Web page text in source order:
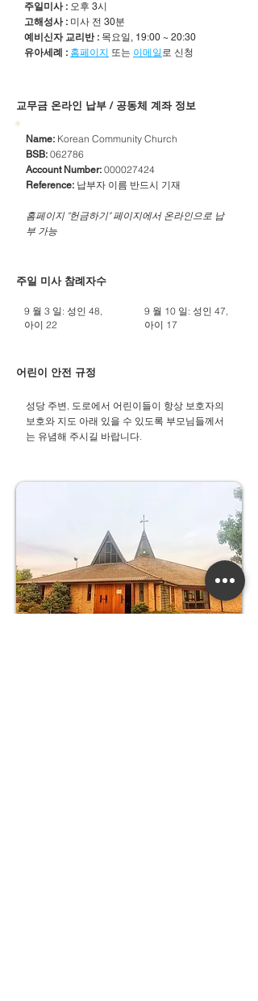
주일미사 : 오후 3시
고해성사 : 미사 전 30분
예비신자 교리반 : 목요일, 19:00 ~ 20:30
유아세례 : 홈페이지 또는 이메일 로 신청
​교무금 온라인 납부 / 공동체 계좌 정보
Name: Korean Community Church
BSB: 062786
Account Number: 000027424
Reference: 납부자 이름 반드시 기재
​홈페이지 "헌금하기" 페이지에서 온라인으로 납
부 가능
주일 미사 참례자수
9 월 3 일: 성인 48,
아이 22
9 월 10 일: 성인 47,
아이 17
어린이 안전 규정
성당 주변, 도로에서 어린이들이 항상 보호자의
보호와 지도 아래 있을 수 있도록 부모님들께서
는 유념해 주시길 바랍니다.​